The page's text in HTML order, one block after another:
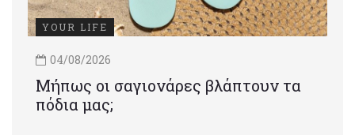
YOUR LIFE
04/08/2026
Μήπως οι σαγιονάρες βλάπτουν τα
πόδια μας;